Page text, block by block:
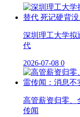
深圳理工大学拟
代
2026-07-08 0
高管薪资归零、
传闻